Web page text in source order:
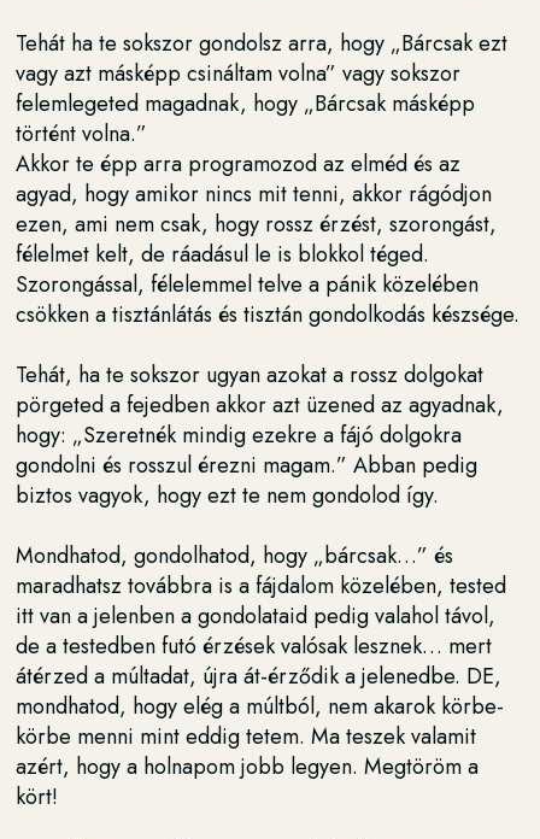
Tehát ha te sokszor gondolsz arra, hogy „Bárcsak ezt
vagy azt másképp csináltam volna” vagy sokszor
felemlegeted magadnak, hogy „Bárcsak másképp
történt volna.”
Akkor te épp arra programozod az elméd és az
agyad, hogy amikor nincs mit tenni, akkor rágódjon
ezen, ami nem csak, hogy rossz érzést, szorongást,
félelmet kelt, de ráadásul le is blokkol téged.
Szorongással, félelemmel telve a pánik közelében
csökken a tisztánlátás és tisztán gondolkodás készsége.
Tehát, ha te sokszor ugyan azokat a rossz dolgokat
pörgeted a fejedben akkor azt üzened az agyadnak,
hogy: „Szeretnék mindig ezekre a fájó dolgokra
gondolni és rosszul érezni magam.” Abban pedig
biztos vagyok, hogy ezt te nem gondolod így.
Mondhatod, gondolhatod, hogy „bárcsak…” és
maradhatsz továbbra is a fájdalom közelében, tested
itt van a jelenben a gondolataid pedig valahol távol,
de a testedben futó érzések valósak lesznek… mert
átérzed a múltadat, újra át-érződik a jelenedbe. DE,
mondhatod, hogy elég a múltból, nem akarok körbe-
körbe menni mint eddig tetem. Ma teszek valamit
azért, hogy a holnapom jobb legyen. Megtöröm a
kört!